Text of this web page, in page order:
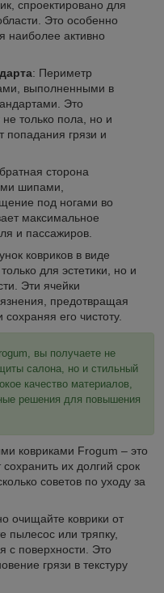
спроектировано для
Это особенно
наиболее активно
: Периметр
выполненными в
Это
только пола, но и
попадания грязи и
сторона
шипами,
под ногами во
максимальное
и пассажиров.
ковриков в виде
для эстетики, но и
Эти ячейки
предотвращая
его чистоту.
вы получаете не
салона, но и стильный
качество материалов,
решения для повышения
ковриками Frogum – это
их долгий срок
советов по уходу за
очищайте коврики от
пылесос или тряпку,
с поверхности. Это
грязи в текстуру